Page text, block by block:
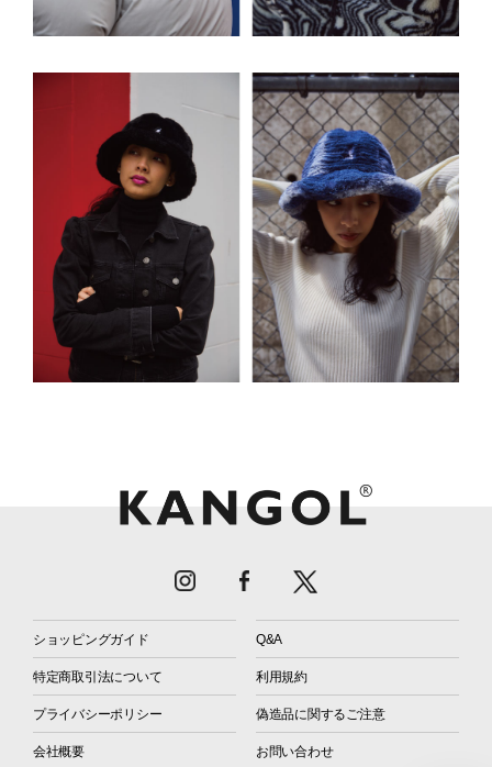
ショッピングガイド Q&A
特定商取引法について 利用規約
プライバシーポリシー 偽造品に関するご注意
会社概要 お問い合わせ